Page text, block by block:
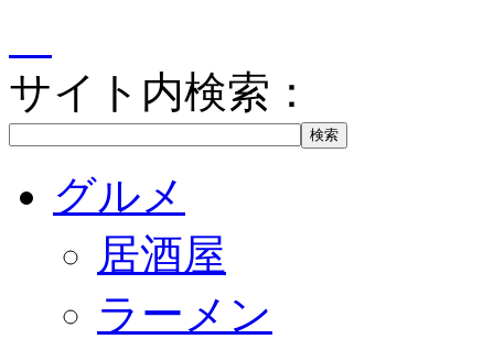
サイト内検索：
グルメ
居酒屋
ラーメン